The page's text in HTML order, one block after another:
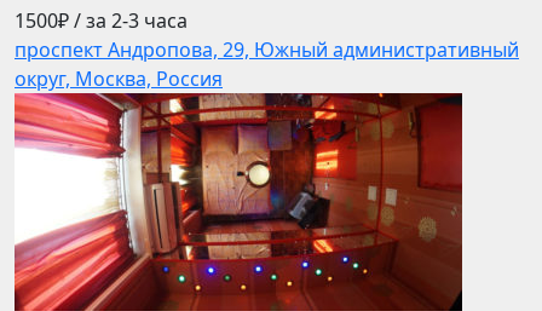
1500₽/ за 2-3 часа
проспект Андропова, 29, Южный административный
округ, Москва, Россия